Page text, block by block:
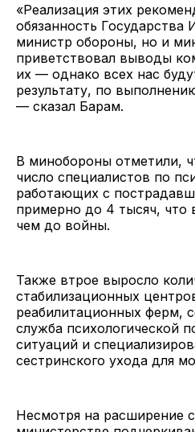
«Реализация этих
обязанность Государства
министр обороны, но и
приветствовал выводы
их — однако всех нас
результату, по
— сказал Барам.
В минобороны отметили,
число специалистов по
работающих с
примерно до 4 тысяч, что
чем до войны.
Также втрое выросло
стабилизационных
реабилитационных ферм,
служба психологической
ситуаций и
сестринского ухода для
Несмотря на расширение